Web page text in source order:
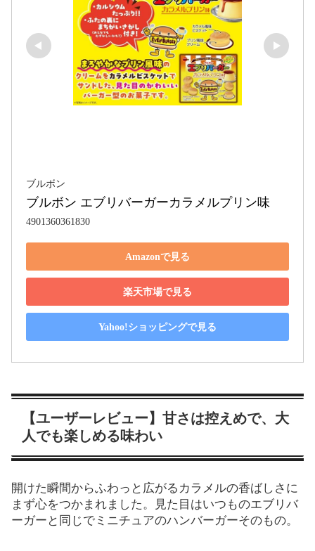
ブルボン
ブルボン エブリバーガーカラメルプリン味
4901360361830
Amazonで見る
楽天市場で見る
Yahoo!ショッピングで見る
【ユーザーレビュー】甘さは控えめで、大
人でも楽しめる味わい
開けた瞬間からふわっと広がるカラメルの香ばしさに
まず心をつかまれました。見た目はいつものエブリバ
ーガーと同じでミニチュアのハンバーガーそのもの。